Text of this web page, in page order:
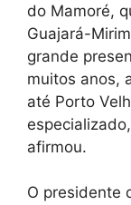
do Mamoré,
Guajará-
grande
muitos anos,
até Porto
afirmou.
O presidente